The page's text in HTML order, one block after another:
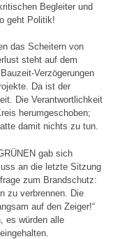
Begleiter und
geht Politik!
das Scheitern von
steht auf dem
Verzögerungen
Da ist der
Die Verantwortlichkeit
herumgeschoben;
damit nichts zu tun.
gab sich
an die letzte Sitzung
zum Brandschutz:
zu verbrennen. Die
auf den Zeiger!“
es würden alle